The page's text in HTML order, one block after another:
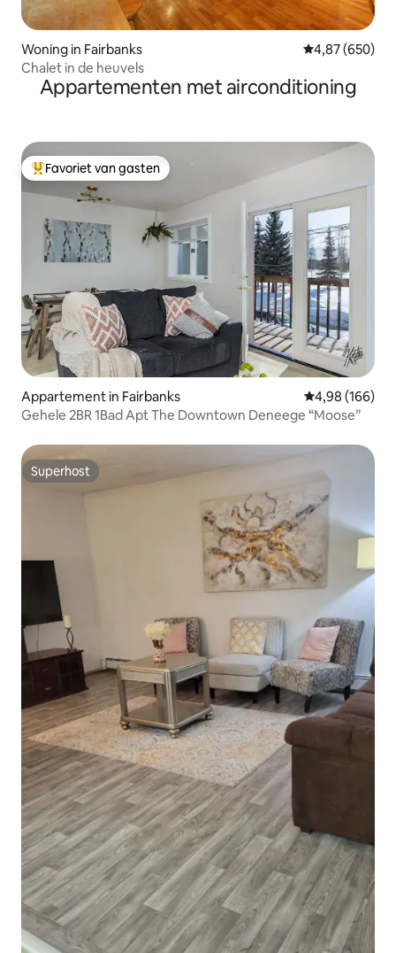
Woning in Fairbanks Gemiddelde
4,87 (650)
Chalet in de heuvels
Appartementen met airconditioning
Topfavoriet van gasten
Favoriet van gasten
Appartement in Fairbanks Gemiddelde
4,98 (166)
Gehele 2BR 1Bad Apt The Downtown Deneege “Moose”
Superhost
Superhost